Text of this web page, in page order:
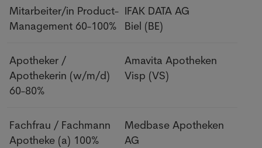
Mitarbeiter/in Product-
Management 60-100%
IFAK DATA AG
Biel (BE)
Apotheker /
Apothekerin (w/m/d)
60-80%
Amavita Apotheken
Visp (VS)
Fachfrau / Fachmann
Apotheke (a) 100%
Medbase Apotheken
AG